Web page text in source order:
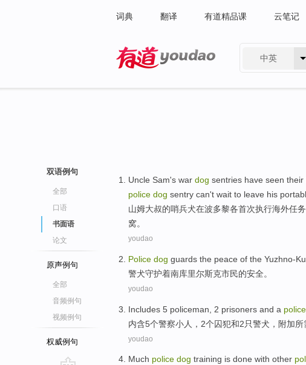
词典 翻译 有道精品课 云笔记
中英
双语例句
全部
口语
书面语
论文
原声例句
全部
音频例句
视频例句
权威例句
Uncle Sam's war dog sentries have seen their
police dog sentry can't wait to leave his
山姆大叔的哨兵犬在波多黎各首次执行海外任务
窝。
youdao
Police dog guards the peace of the Yuzhno-
警犬守护着南库里尔斯克市民的安全。
youdao
Includes 5 policeman 2 prisoners and a police
内含5个警察小人 ， 2个囚犯和2只警犬 ， 附加所
youdao
Much police dog training is done with other